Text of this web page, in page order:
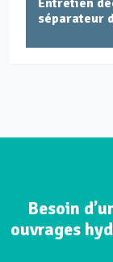
Entretien
industriels
Besoin
ouvrages